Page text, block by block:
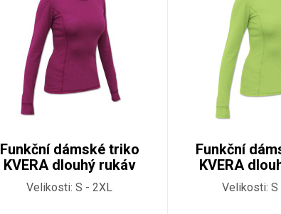
Funkční dámské triko
KVERA dlouhý rukáv
320
Velikosti: S - 2XL
Funkční
KVERA
610
Velikosti: S